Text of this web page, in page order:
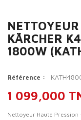
KÄRCHER
1800W
Référence :
1 099,000
Nettoyeur Haute